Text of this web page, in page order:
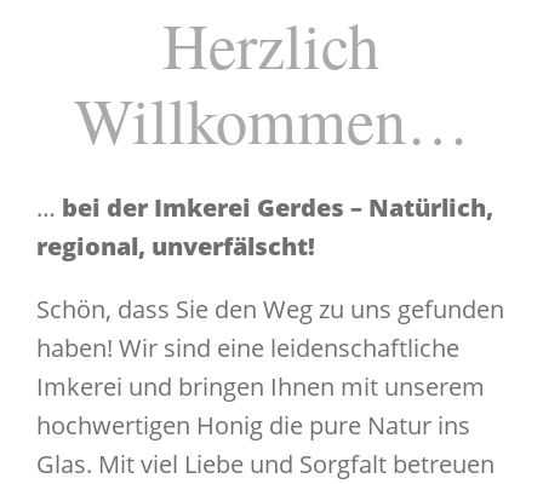
Herzlich
Willkommen…
… bei der Imkerei Gerdes – Natürlich,
regional, unverfälscht!
Schön, dass Sie den Weg zu uns gefunden
haben! Wir sind eine leidenschaftliche
Imkerei und bringen Ihnen mit unserem
hochwertigen Honig die pure Natur ins
Glas. Mit viel Liebe und Sorgfalt betreuen